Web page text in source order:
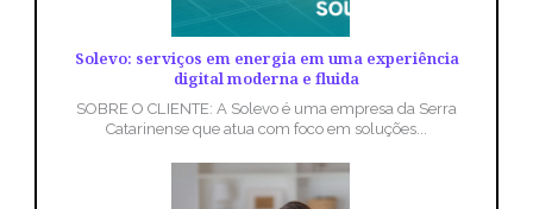
Solevo: serviços em energia em uma experiência
digital moderna e fluida
SOBRE O CLIENTE: A Solevo é uma empresa da Serra
Catarinense que atua com foco em soluções...